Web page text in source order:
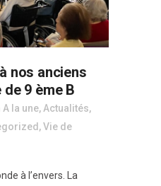
nos anciens
9 ème B
A la une, Actualités,
,Vie de
à l’envers. La